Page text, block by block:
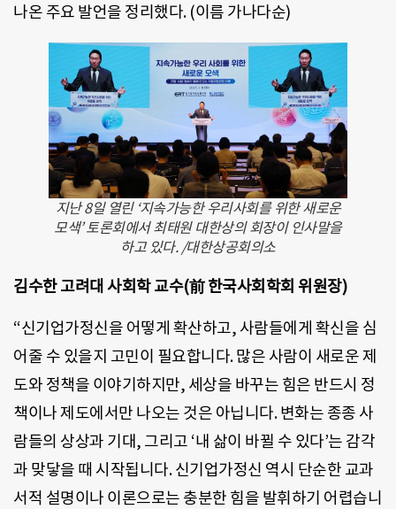
나온 주요 발언을 정리했다. (이름 가나다순)
지난 8일 열린 ‘지속가능한 우리사회를 위한 새로운
모색’ 토론회에서 최태원 대한상의 회장이 인사말을
하고 있다. /대한상공회의소
김수한 고려대 사회학 교수(前 한국사회학회 위원장)
“신기업가정신을 어떻게 확산하고, 사람들에게 확신을 심
어줄 수 있을지 고민이 필요합니다. 많은 사람이 새로운 제
도와 정책을 이야기하지만, 세상을 바꾸는 힘은 반드시 정
책이나 제도에서만 나오는 것은 아닙니다. 변화는 종종 사
람들의 상상과 기대, 그리고 ‘내 삶이 바뀔 수 있다’는 감각
과 맞닿을 때 시작됩니다. 신기업가정신 역시 단순한 교과
서적 설명이나 이론으로는 충분한 힘을 발휘하기 어렵습니